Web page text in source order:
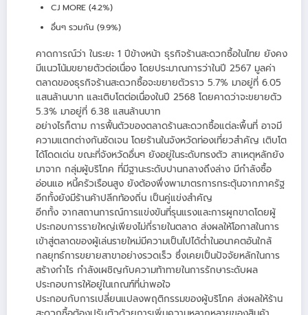
CJ MORE (4.2%)
อื่นๆ รวมกัน (9.9%)
คาดการณ์ว่า ในระยะ 1 ปีข้างหน้า ธุรกิจร้านสะดวกซื้อในไทย ยังคง
มีแนวโน้มขยายตัวต่อเนื่อง โดยประมาณการว่าในปี 2567 มูลค่า
ตลาดของธุรกิจร้านสะดวกซื้อจะขยายตัวราว 5.7% มาอยู่ที่ 6.05
แสนล้านบาท และเติบโตต่อเนื่องในปี 2568 โดยคาดว่าจะขยายตัว
5.3% มาอยู่ที่ 6.38 แสนล้านบาท
อย่างไรก็ตาม การฟื้นตัวของตลาดร้านสะดวกซื้อแต่ละพื้นที่ อาจมี
ความแตกต่างกันชัดเจน โดยร้านในจังหวัดท่องเที่ยวสำคัญ เติบโต
ได้โดดเด่น ขณะที่จังหวัดอื่นๆ ยังอยู่ในระดับทรงตัว สาเหตุหลักยัง
มาจาก กลุ่มผู้บริโภค ที่มีฐานะระดับปานกลางถึงล่าง มีกำลังซื้อ
อ่อนแอ หนี้ครัวเรือนสูง ยังต้องพึ่งพามาตรการกระตุ้นจากภาครัฐ
อีกทั้งยังมีร้านค้าปลีกท้องถิ่น เป็นคู่แข่งสำคัญ
อีกทั้ง จากสถานการณ์การแข่งขันที่รุนแรงและการผูกขาดโดยผู้
ประกอบการรายใหญ่เพียงไม่กี่รายในตลาด ส่งผลให้โอกาสในการ
เข้าสู่ตลาดของผู้เล่นรายใหม่มีความเป็นไปได้ต่ำในอนาคตอันใกล้
กลยุทธ์การขยายสาขาอย่างรวดเร็ว ซึ่งเคยเป็นปัจจัยหลักในการ
สร้างกำไร กำลังเผชิญกับความท้าทายในการรักษาระดับผล
ประกอบการให้อยู่ในเกณฑ์ที่น่าพอใจ
ประกอบกับการเปลี่ยนแปลงพฤติกรรมของผู้บริโภค ส่งผลให้ร้าน